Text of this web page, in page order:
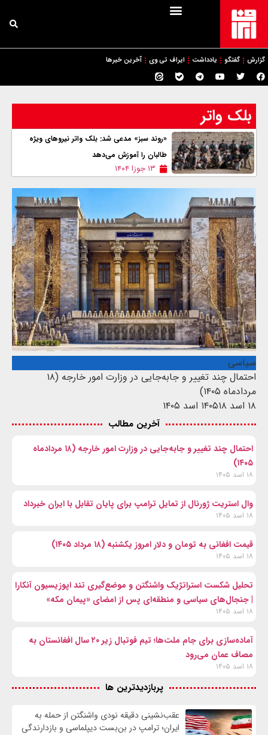
گزارش گفتگو یادداشت ایراف تی وی آخرین خبرها
بلک واتر
«روند سبز» مدعی شد: بلک واتر نیروهای ویژه
طالبان را آموزش می‌دهد
۱۳ جوزا ۱۴۰۴
سیاسی
احتمال چند تغییر و جابه‌جایی در وزارت امور خارجه (۱۸
مردادماه ۱۴۰۵)
۱۸ اسد ۱۴۰۵
۱۸ اسد ۱۴۰۵
آخرین مطالب
احتمال چند تغییر و جابه‌جایی در وزارت امور خارجه (۱۸ مردادماه
۱۴۰۵)
۱۸ اسد ۱۴۰۵
وال‌ استریت ژورنال از تمایل ترامپ برای پایان تقابل با ایران خبرداد
۱۸ اسد ۱۴۰۵
قیمت افغانی به تومان و دلار امروز یکشنبه (۱۸ مرداد ۱۴۰۵)
۱۸ اسد ۱۴۰۵
تحلیل شکست استراتژیک واشنگتن و موضع‌گیری تند اپوزیسیون آنکارا
| جنجال‌های سیاسی و منطقه‌ای پس از امضای «پیمان مکه»
۱۸ اسد ۱۴۰۵
آماده‌سازی برای جام ملت‌ها؛ تیم فوتبال زیر ۲۰ سال افغانستان به
مصاف عمان می‌رود
۱۸ اسد ۱۴۰۵
پربازدیدترین ها
عقب‌نشینی دقیقه نودی واشنگتن از حمله به
ایران؛ ترامپ در بن‌بست دیپلماسی و بازدارندگی